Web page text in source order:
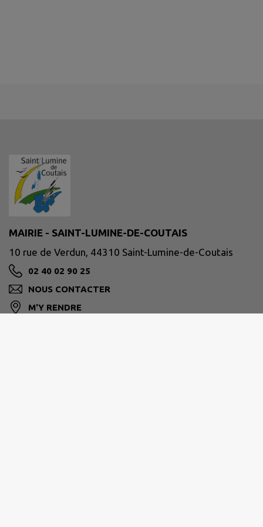
MAIRIE - SAINT-LUMINE-DE-COUTAIS
10 rue de Verdun, 44310 Saint-Lumine-de-Coutais
02 40 02 90 25
NOUS CONTACTER
M'Y RENDRE